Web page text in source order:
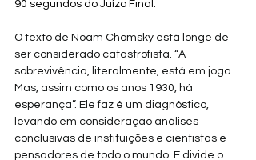
90 segundos do Juízo Final.
O texto de Noam Chomsky está longe de
ser considerado catastrofista. “A
sobrevivência, literalmente, está em jogo.
Mas, assim como os anos 1930, há
esperança”. Ele faz é um diagnóstico,
levando em consideração análises
conclusivas de instituições e cientistas e
pensadores de todo o mundo. E divide o